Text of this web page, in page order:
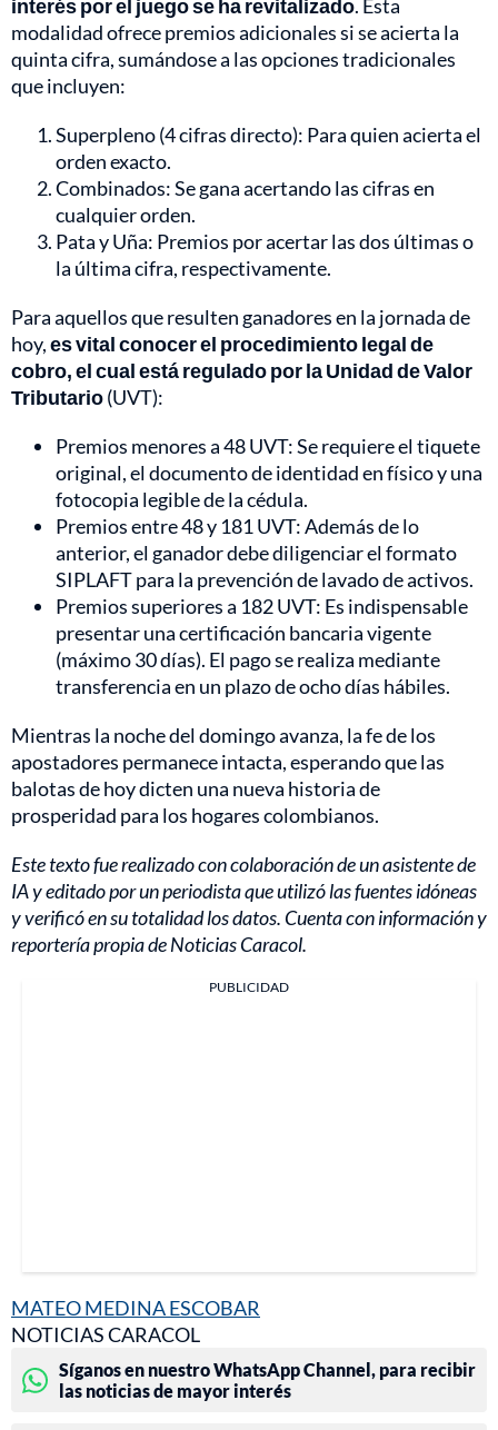
interés por el juego se ha revitalizado. Esta
modalidad ofrece premios adicionales si se acierta la
quinta cifra, sumándose a las opciones tradicionales
que incluyen:
Superpleno (4 cifras directo): Para quien acierta el
orden exacto.
Combinados: Se gana acertando las cifras en
cualquier orden.
Pata y Uña: Premios por acertar las dos últimas o
la última cifra, respectivamente.
Para aquellos que resulten ganadores en la jornada de
hoy,es vital conocer el procedimiento legal de
cobro, el cual está regulado por la Unidad de Valor
Tributario(UVT):
Premios menores a 48 UVT: Se requiere el tiquete
original, el documento de identidad en físico y una
fotocopia legible de la cédula.
Premios entre 48 y 181 UVT: Además de lo
anterior, el ganador debe diligenciar el formato
SIPLAFT para la prevención de lavado de activos.
Premios superiores a 182 UVT: Es indispensable
presentar una certificación bancaria vigente
(máximo 30 días). El pago se realiza mediante
transferencia en un plazo de ocho días hábiles.
Mientras la noche del domingo avanza, la fe de los
apostadores permanece intacta, esperando que las
balotas de hoy dicten una nueva historia de
prosperidad para los hogares colombianos.
Este texto fue realizado con colaboración de un asistente de
IA y editado por un periodista que utilizó las fuentes idóneas
y verificó en su totalidad los datos. Cuenta con información y
reportería propia de Noticias Caracol.
PUBLICIDAD
MATEO MEDINA ESCOBAR
NOTICIAS CARACOL
Síganos en nuestro WhatsApp Channel, para recibir
las noticias de mayor interés